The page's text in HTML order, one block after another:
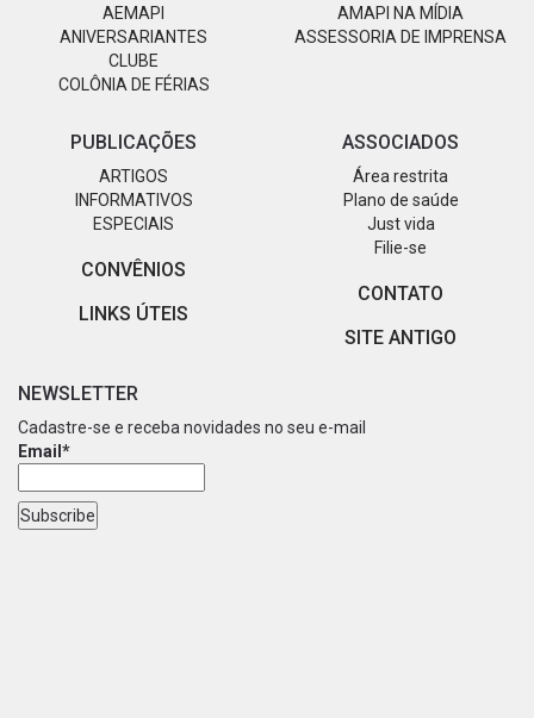
AEMAPI
ANIVERSARIANTES
CLUBE
COLÔNIA DE FÉRIAS
AMAPI NA MÍDIA
ASSESSORIA DE IMPRENSA
PUBLICAÇÕES
ARTIGOS
INFORMATIVOS
ESPECIAIS
CONVÊNIOS
LINKS ÚTEIS
ASSOCIADOS
Área restrita
Plano de saúde
Just vida
Filie-se
CONTATO
SITE ANTIGO
NEWSLETTER
Cadastre-se e receba novidades no seu e-mail
Email*